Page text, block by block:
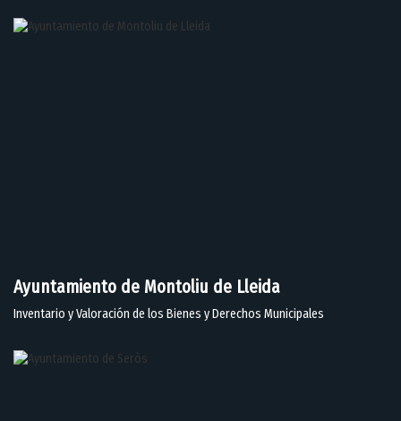
Ayuntamiento de Montoliu de Lleida
Inventario y Valoración de los Bienes y Derechos Municipales